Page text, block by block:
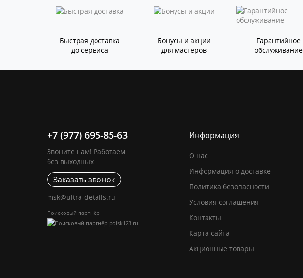
Быстрая доставка
до сервиса
Бонусы и акции
для мастеров
Гарантийное
обслуживание
+7 (977) 695-85-63
Звоните нам! Работаем
без выходных
Заказать звонок
msk@ultra-details.ru
Поисковый партнёр
Информация
О нас
Информация о доставке
Политика безопасности
Условия соглашения
Контакты
Карта сайта
Акционные товары